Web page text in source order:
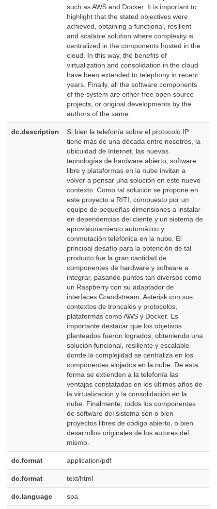
such as AWS and Docker. It is important to
highlight that the stated objectives were
achieved, obtaining a functional, resilient
and scalable solution where complexity is
centralized in the components hosted in the
cloud. In this way, the benefits of
virtualization and consolidation in the cloud
have been extended to telephony in recent
years. Finally, all the software components
of the system are either free open source
projects, or original developments by the
authors of the same.
dc.description
Si bien la telefonía sobre el protocolo IP
tiene más de una década entre nosotros, la
ubicuidad de Internet, las nuevas
tecnologías de hardware abierto, software
libre y plataformas en la nube invitan a
volver a pensar una solución en este nuevo
contexto. Como tal solución se propone en
este proyecto a RITI, compuesto por un
equipo de pequeñas dimensiones a instalar
en dependencias del cliente y un sistema de
aprovisionamiento automático y
conmutación telefónica en la nube. El
principal desafío para la obtención de tal
producto fue la gran cantidad de
componentes de hardware y software a
integrar, pasando puntos tan diversos como
un Raspberry con su adaptador de
interfaces Grandstream, Asterisk con sus
contextos de troncales y protocolos,
plataformas como AWS y Docker. Es
importante destacar que los objetivos
planteados fueron logrados, obteniendo una
solución funcional, resiliente y escalable
donde la complejidad se centraliza en los
componentes alojados en la nube. De esta
forma se extienden a la telefonía las
ventajas constatadas en los últimos años de
la virtualización y la consolidación en la
nube. Finalmente, todos los componentes
de software del sistema son o bien
proyectos libres de código abierto, o bien
desarrollos originales de los autores del
mismo.
dc.format application/pdf
dc.format text/html
dc.language spa